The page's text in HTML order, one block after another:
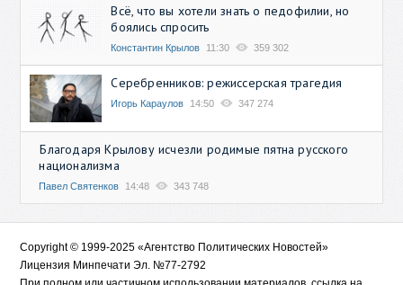
Всё, что вы хотели знать о педофилии, но
боялись спросить
Константин Крылов 11:30 359 302
Серебренников: режиссерская трагедия
Игорь Караулов 14:50 347 274
Благодаря Крылову исчезли родимые пятна русского
национализма
Павел Святенков 14:48 343 748
Copyright © 1999-2025 «Агентство Политических Новостей»
Лицензия Минпечати Эл. №77-2792